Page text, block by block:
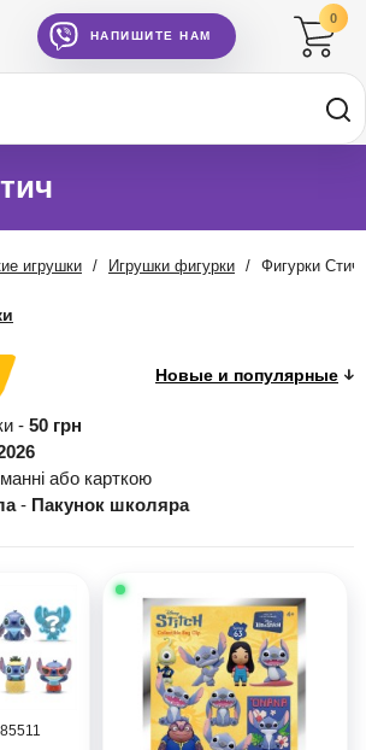
НАПИШИТЕ НАМ
0
игрушки / Игрушки фигурки / Фигурки Стич
- 50 грн
або карткою
- Пакунок школяра